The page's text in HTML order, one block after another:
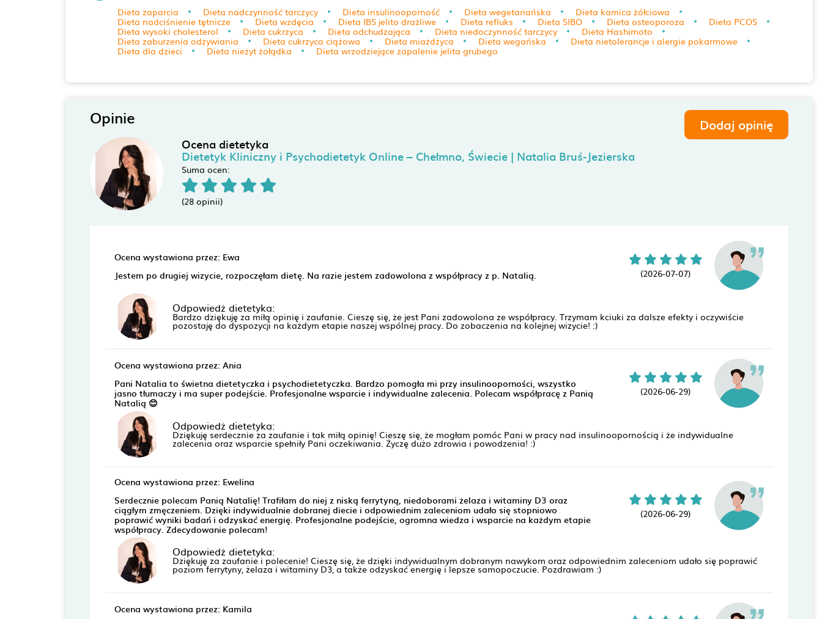
Dieta zaparcia Dieta nadczynność tarczycy Dieta insulinooporność Dieta wegetariańska
Dieta kamica żółciowa
Dieta nadciśnienie tętnicze
Dieta wzdęcia Dieta IBS jelito drażliwe Dieta refluks Dieta SIBO Dieta osteoporoza
Dieta PCOS
Dieta wysoki cholesterol
Dieta cukrzyca Dieta odchudzająca Dieta niedoczynność tarczycy
Dieta Hashimoto
Dieta zaburzenia odżywiania
Dieta cukrzyca ciążowa Dieta miażdżyca Dieta wegańska
Dieta nietolerancje i alergie pokarmowe
Dieta dla dzieci
Dieta nieżyt żołądka Dieta wrzodziejące zapalenie jelita grubego
Opinie Dodaj opinię
Ocena dietetyka
Dietetyk Kliniczny i Psychodietetyk Online – Chełmno, Świecie | Natalia Bruś-Jezierska
Suma ocen:
(28 opinii)
Ocena wystawiona przez: Ewa
Jestem po drugiej wizycie, rozpoczęłam dietę. Na razie jestem zadowolona z współpracy z p. Natalią.
(2026-07-07)
Odpowiedż dietetyka:
Bardzo dziękuję za miłą opinię i zaufanie. Cieszę się, że jest Pani zadowolona ze współpracy. Trzymam kciuki za dalsze efekty i oczywiście
pozostaję do dyspozycji na każdym etapie naszej wspólnej pracy. Do zobaczenia na kolejnej wizycie! :)
Ocena wystawiona przez: Ania
Pani Natalia to świetna dietetyczka i psychodietetyczka. Bardzo pomogła mi przy insulinooporności, wszystko
jasno tłumaczy i ma super podejście. Profesjonalne wsparcie i indywidualne zalecenia. Polecam współpracę z Panią
Natalią 😊
(2026-06-29)
Odpowiedż dietetyka:
Dziękuję serdecznie za zaufanie i tak miłą opinię! Cieszę się, że mogłam pomóc Pani w pracy nad insulinoopornością i że indywidualne
zalecenia oraz wsparcie spełniły Pani oczekiwania. Życzę dużo zdrowia i powodzenia! :)
Ocena wystawiona przez: Ewelina
Serdecznie polecam Panią Natalię! Trafiłam do niej z niską ferrytyną, niedoborami żelaza i witaminy D3 oraz
ciągłym zmęczeniem. Dzięki indywidualnie dobranej diecie i odpowiednim zaleceniom udało się stopniowo
poprawić wyniki badań i odzyskać energię. Profesjonalne podejście, ogromna wiedza i wsparcie na każdym etapie
współpracy. Zdecydowanie polecam!
(2026-06-29)
Odpowiedż dietetyka:
Dziękuję za zaufanie i polecenie! Cieszę się, że dzięki indywidualnym dobranym nawykom oraz odpowiednim zaleceniom udało się poprawić
poziom ferrytyny, żelaza i witaminy D3, a także odzyskać energię i lepsze samopoczucie. Pozdrawiam :)
Ocena wystawiona przez: Kamila